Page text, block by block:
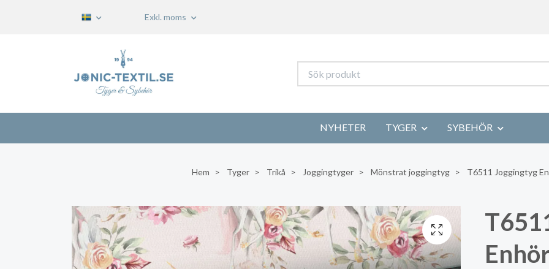
Exkl. moms
NYHETER TYGER SYBEHÖR
Hem Tyger Trikå Joggingtyger Mönstrat joggingtyg T6511 Joggingtyg